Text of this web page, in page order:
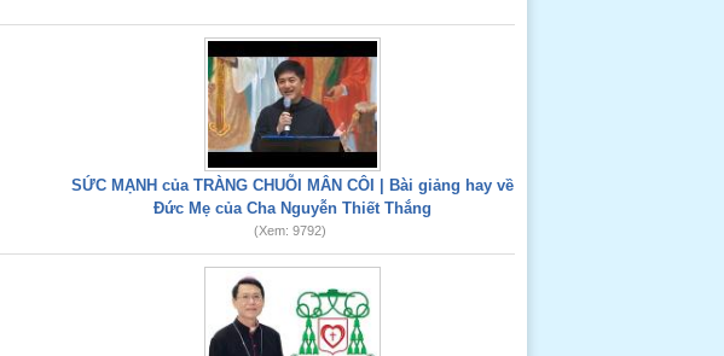
SỨC MẠNH của TRÀNG CHUỖI MÂN CÔI | Bài giảng hay về
Đức Mẹ của Cha Nguyễn Thiết Thắng
(Xem: 9792)